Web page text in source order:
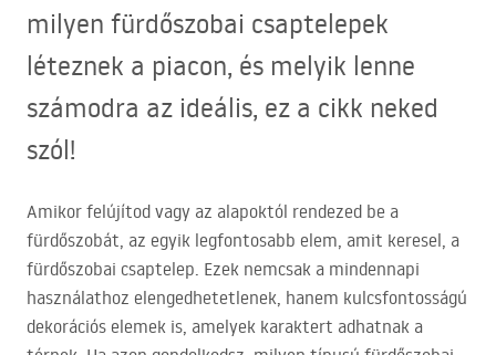
milyen fürdőszobai csaptelepek
léteznek a piacon, és melyik lenne
számodra az ideális, ez a cikk neked
szól!
Amikor felújítod vagy az alapoktól rendezed be a
fürdőszobát, az egyik legfontosabb elem, amit keresel, a
fürdőszobai csaptelep. Ezek nemcsak a mindennapi
használathoz elengedhetetlenek, hanem kulcsfontosságú
dekorációs elemek is, amelyek karaktert adhatnak a